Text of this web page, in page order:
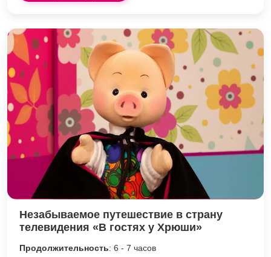
Незабываемое путешествие в страну
телевидения «В гостях у Хрюши»
Продолжительность: 6 - 7 часов